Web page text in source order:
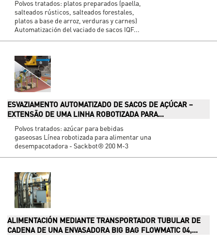
Polvos tratados: platos preparados (paella,
salteados rústicos, salteados forestales,
platos a base de arroz, verduras y carnes)
Automatización del vaciado de sacos IQF...
ESVAZIAMENTO AUTOMATIZADO DE SACOS DE AÇÚCAR –
EXTENSÃO DE UMA LINHA ROBOTIZADA PARA...
Polvos tratados: azúcar para bebidas
gaseosas Línea robotizada para alimentar una
desempacotadora - Sackbot® 200 M-3
ALIMENTACIÓN MEDIANTE TRANSPORTADOR TUBULAR DE
CADENA DE UNA ENVASADORA BIG BAG FLOWMATIC 04,...